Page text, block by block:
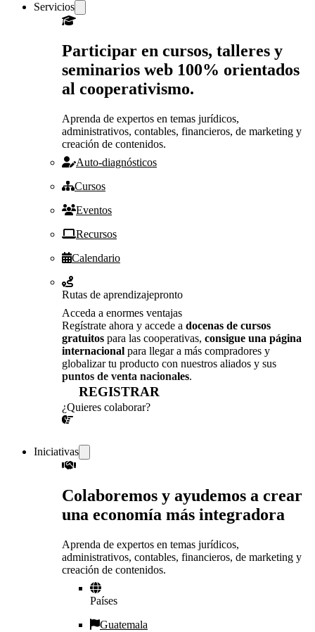
Servicios
Participar en cursos, talleres y
seminarios web 100% orientados
al cooperativismo.
Aprenda de expertos en temas jurídicos,
administrativos, contables, financieros, de marketing y
creación de contenidos.
Auto-diagnósticos
Cursos
Eventos
Recursos
Calendario
Rutas de aprendizajepronto
Acceda a enormes ventajas
Regístrate ahora y accede a docenas de cursos
gratuitos para las cooperativas, consigue una página
internacional para llegar a más compradores y
globalizar tu producto con nuestros aliados y sus
puntos de venta nacionales.
REGISTRAR
¿Quieres colaborar?
Iniciativas
Colaboremos y ayudemos a crear
una economía más integradora
Aprenda de expertos en temas jurídicos,
administrativos, contables, financieros, de marketing y
creación de contenidos.
Países
Guatemala